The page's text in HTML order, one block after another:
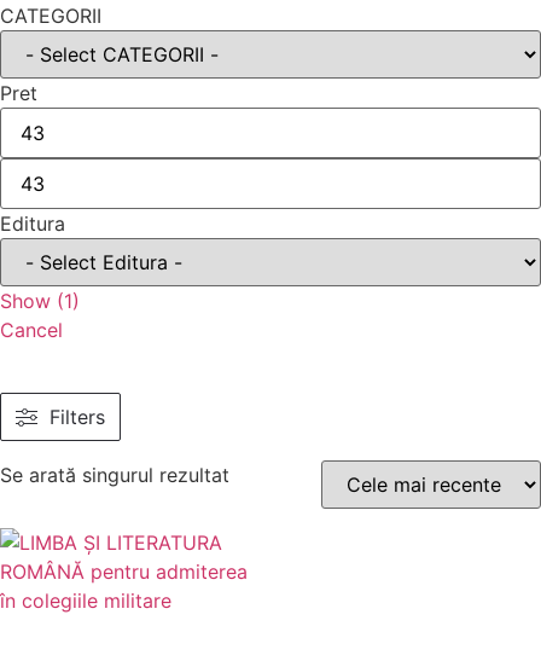
CATEGORII
Pret
Editura
Show (1)
Cancel
Filters
Se arată singurul rezultat